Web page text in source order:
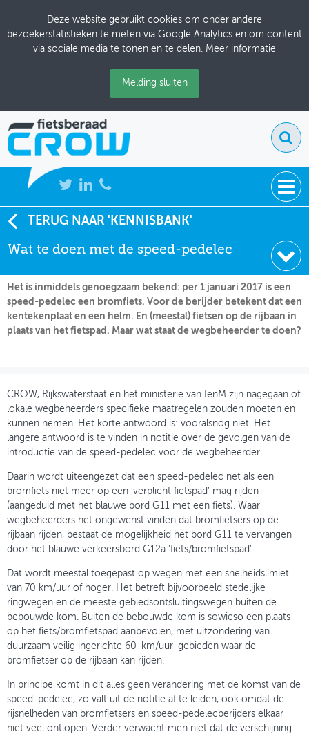
Deze website gebruikt cookies om onder andere
bezoekerstatistieken te meten via Google Analytics en om content
via sociale media te tonen en te delen. Meer informatie
Melding sluiten
NIEUWS
BIJEENKOMSTEN
KENNISBANK
ADRESSENBOEK
OVER FIETSBERAAD
MIJN PROFIEL
GEBRUIKER
TERUG NAAR 'KENNISBANK'
Wat te doen met de speed-pedelec
Soort:
Nieuws Fietsberaad
Datum:
21-12-2016
Het is inmiddels genoegzaam bekend: per 1 januari 2017 is een
speed-pedelec een bromfiets. Voor de berijder betekent dat een
kentekenplaat en een helm. En (meestal) fietsen op de rijbaan in
plaats van het fietspad. Maar wat staat de wegbeheerder te doen?
CROW, Rijkswaterstaat en het ministerie van IenM zijn nagegaan of
lokale wegbeheerders specifieke maatregelen zouden moeten en
kunnen nemen. Het korte antwoord is: vooralsnog niet. Het
langere antwoord is te vinden in notitie over de gevolgen van de
introductie van de speed-pedelec voor de wegbeheerder.
Daarin wordt uiteengezet dat een speed-pedelec net als een
bromfiets niet meer op een ‘verplicht fietspad’ mag rijden
(aangeduid met het blauwe bord G11 met een fiets). Waar
wegbeheerders het ongewenst vinden dat bromfietsers op de
rijbaan rijden, bestaat de mogelijkheid het bord G11 te vervangen
door het blauwe verkeersbord G12a 'fiets/bromfietspad'.
Dat wordt meestal toegepast op wegen met een snelheidslimiet
van 70 km/uur of hoger. Het betreft bijvoorbeeld stedelijke
ringwegen en de meeste gebiedsontsluitingswegen buiten de
bebouwde kom. Buiten de bebouwde kom is sowieso een plaats
op het fiets/bromfietspad aanbevolen, met uitzondering van
duurzaam veilig ingerichte 60-km/uur-gebieden waar de
bromfietser op de rijbaan kan rijden.
In principe komt in dit alles geen verandering met de komst van de
speed-pedelec, zo valt uit de notitie af te leiden, ook omdat de
rijsnelheden van bromfietsers en speed-pedelecberijders elkaar
niet veel ontlopen. Verder verwacht men niet dat de verschijning